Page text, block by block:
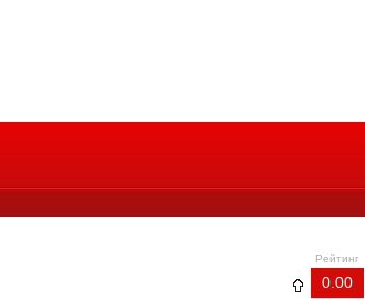
Рейтинг
0.00